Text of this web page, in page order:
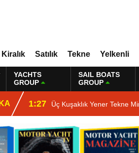
Kiralık Satılık Tekne Yelkenli
YACHTS
GROUP
SAIL BOATS
GROUP
1:27 Üç Kuşaklık Yener Tekne